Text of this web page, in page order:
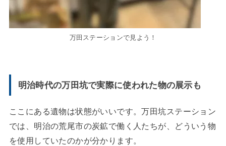
万田ステーションで見よう！
明治時代の万田坑で実際に使われた物の展示も
ここにある遺物は状態がいいです。万田坑ステーション
では、明治の荒尾市の炭鉱で働く人たちが、どういう物
を使用していたのかが分かります。